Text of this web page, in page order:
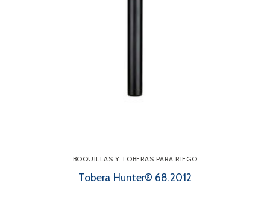
BOQUILLAS Y TOBERAS PARA RIEGO
Tobera Hunter® 68.2012